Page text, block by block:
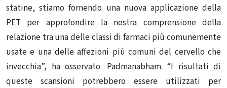
statine, stiamo fornendo una nuova applicazione della
PET per approfondire la nostra comprensione della
relazione tra una delle classi di farmaci più comunemente
usate e una delle affezioni più comuni del cervello che
invecchia”, ha osservato. Padmanabham. “I risultati di
queste scansioni potrebbero essere utilizzati per